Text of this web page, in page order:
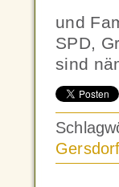
und
SPD,
sind